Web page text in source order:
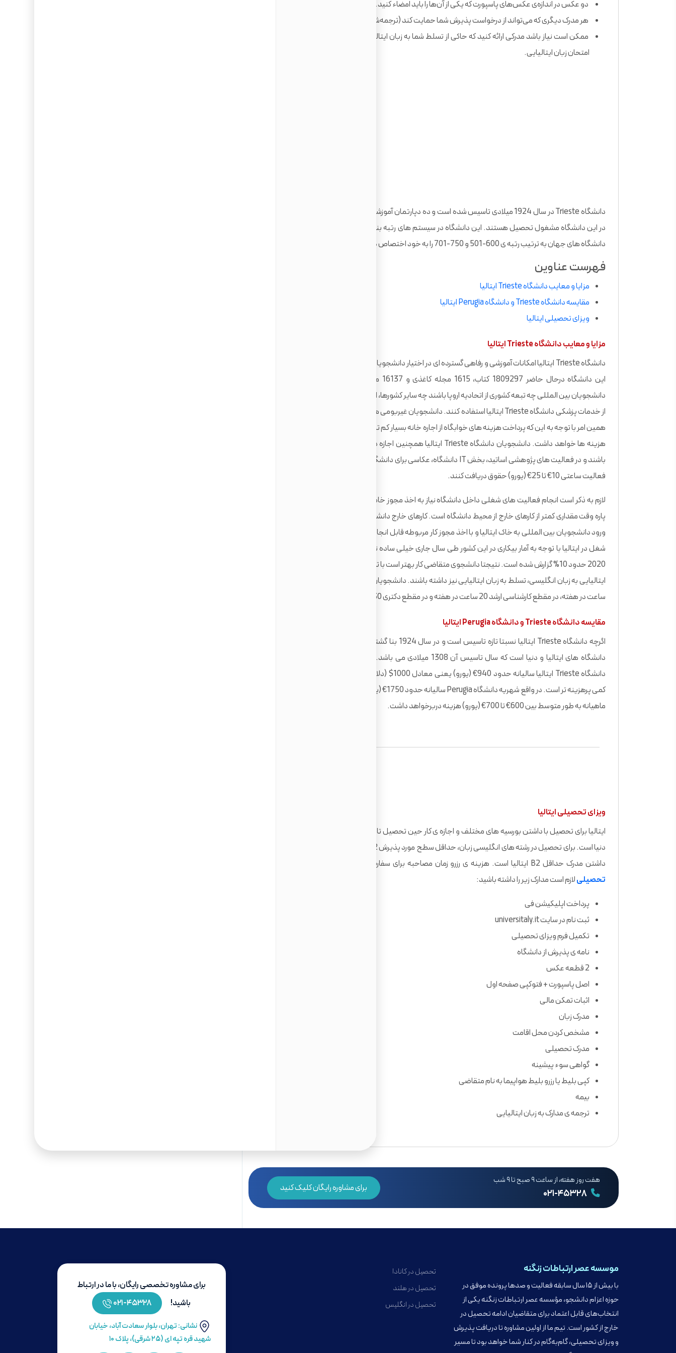
دو عکس در اندازه‌ی عکس‌های پاسپورت که یکی از آن‌ها را باید امضاء کنید.
هر مدرک دیگری که می‌تواند از درخواست پذیرش شما حمایت کند (ترجمه‌شده به زبان ایتالیایی).
ممکن است نیاز باشد مدرکی ارائه کنید که حاکی از تسلط شما به زبان ایتالیایی باشد، همچون کارنامه‌ی یک
امتحان زبان ایتالیایی.
دانشگاه های جهان به ترتیب رتبه ی 600-501 و 750-701 را به خود اختصاص داده است.
فهرست عناوین
مزایا و معایب دانشگاه Trieste ایتالیا
مقایسه دانشگاه Trieste و دانشگاه Perugia ایتالیا
ویزای تحصیلی ایتالیا
مزایا و معایب دانشگاه Trieste ایتالیا
دانشگاه Trieste ایتالیا امکانات آموزشی و رفاهی گسترده ای در اختیار دانشجویان قرار داده است به عنوان مثال کتابخانه
دانشجویان بین المللی چه تبعه کشوری از اتحادیه اروپا باشند چه سایر کشورها، اجازه دارند همانند دانشجویان ایتالیایی
از خدمات پزشکی دانشگاه Trieste ایتالیا استفاده کنند. دانشجویان غیربومی همچنین می توانند خوابگاه رزرو کنند که
همین امر با توجه به این که پرداخت هزینه های خوابگاه از اجاره خانه بسیار کم تر است، نقش عمده ای در صرفه جویی در
هزینه ها خواهد داشت. دانشجویان دانشگاه Trieste ایتالیا همچنین اجازه دارند به صورت پاره وقت مشغول به کار
باشند و در فعالیت های پژوهشی اساتید، بخش IT دانشگاه، عکاسی برای دانشگاه و غیره فعالیت کنند و متناسب با نوع
فعالیت ساعتی 10€ تا 25€ (یورو) حقوق دریافت کنند.
لازم به ذکر است انجام فعالیت های شغلی داخل دانشگاه نیاز به اخذ مجوز خاصی ندارد اگرچه درآمد این قبیل مشاغل
ورود دانشجویان بین المللی به خاک ایتالیا و با اخذ مجوز کار مربوطه قابل انجام است. البته باید توجه داشت که یافتن
شغل در ایتالیا با توجه به آمار بیکاری در این کشور طی سال جاری خیلی ساده نیست در واقع آمار بیکاری ایتالیا در سال
2020 حدود 10% گزارش شده است. نتیجتا دانشجوی متقاضی کار بهتر است با توجه به عدم آشنایی بسیاری از کارفرمایان
ساعت در هفته، در مقطع کارشناسی ارشد 20 ساعت در هفته و در مقطع دکتری 30 ساعت در هفته اجازه کار دارند.
مقایسه دانشگاه Trieste و دانشگاه Perugia ایتالیا
دانشگاه های ایتالیا و دنیا است که سال تاسیس آن 1308 میلادی می باشد. بررسی شد که متوسط شهریه سالیانه
کمی پرهزینه تر است. در واقع شهریه دانشگاه Perugia سالیانه حدود 1750€ (یورو) می باشد و زندگی در شهر پروگیا نیز
ماهیانه به طور متوسط بین 600€ تا 700€ (یورو) هزینه دربرخواهد داشت.
ویزای تحصیلی ایتالیا
داشتن مدرک حداقل B2 ایتالیا است. هزینه ی رزرو زمان مصاحبه برای سفارت ایتالیا رایگان است. برای اخذ
تحصیلیلازم است مدارک زیر را داشته باشید:
پرداخت اپلیکیشن فی
ثبت نام در سایت universitaly.it
تکمیل فرم ویزای تحصیلی
نامه ی پذیرش از دانشگاه
2 قطعه عکس
اصل پاسپورت + فتوکپی صفحه اول
اثبات تمکن مالی
مدرک زبان
مشخص کردن محل اقامت
مدرک تحصیلی
گواهی سوء پیشینه
کپی بلیط یا رزرو بلیط هواپیما به نام متقاضی
بیمه
ترجمه ی مدارک به زبان ایتالیایی
هفت روز هفته، از ساعت ۹ صبح تا ۹ شب
برای مشاوره رایگان کلیک کنید
موسسه عصر ارتباطات زنگنه
با بیش از ۱۵ سال سابقه فعالیت و صدها پرونده موفق در
حوزه اعزام دانشجو، مؤسسه عصر ارتباطات زنگنه یکی از
انتخاب‌های قابل اعتماد برای متقاضیان ادامه تحصیل در
خارج از کشور است. تیم ما از اولین مشاوره تا دریافت پذیرش
و ویزای تحصیلی، گام‌به‌گام در کنار شما خواهد بود تا مسیر
تحصیل در کانادا
تحصیل در هلند
تحصیل در انگلیس
برای مشاوره تخصصی رایگان، با ما در ارتباط
باشید!
۴۵۳۲۸-۰۲۱
نشانی: تهران، بلوار سعادت آباد، خیابان
شهید قره تپه ای (۲۵ شرقی)، پلاک ۱۰